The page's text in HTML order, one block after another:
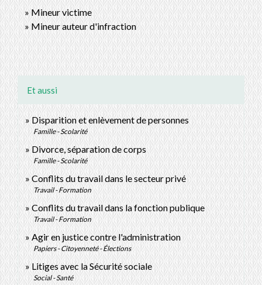
Mineur victime
Mineur auteur d'infraction
Et aussi
Disparition et enlèvement de personnes
Famille - Scolarité
Divorce, séparation de corps
Famille - Scolarité
Conflits du travail dans le secteur privé
Travail - Formation
Conflits du travail dans la fonction publique
Travail - Formation
Agir en justice contre l'administration
Papiers - Citoyenneté - Élections
Litiges avec la Sécurité sociale
Social - Santé